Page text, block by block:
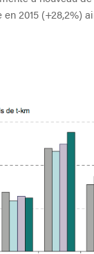
2015 (+28,2%)